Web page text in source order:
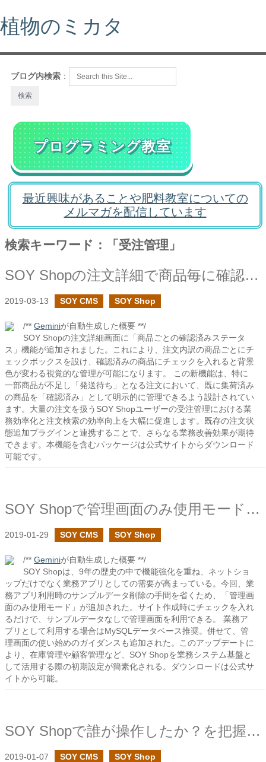
植物のミカタ
ブログ内検索 ：
プログラミング教室
最近興味があることや肥料教室についての
メルマガを配信しています
検索キーワード：「受注管理」
SOY Shopの注文詳細で商品毎に確認済みのステータスを追加しました
2019-03-13 SOY CMS SOY Shop
/** Geminiが自動生成した概要 **/
SOY Shopの注文詳細画面に「商品ごとの確認済みステータ
ス」機能が追加されました。これにより、注文内訳の商品ごとにチ
ェックボックスを設け、確認済みの商品にチェックを入れると背景
色が変わる視覚的な管理が可能になります。 この新機能は、特に
一部商品が不足し「発送待ち」となる注文において、既に集荷済み
の商品を「確認済み」として明示的に管理できるよう設計されてい
ます。大量の注文を扱うSOY Shopユーザーの受注管理における業
務効率化と注文検索の効率向上を大幅に促進します。既存の注文状
態追加プラグインと連携することで、さらなる業務改善効果が期待
できます。本機能を含むパッケージは公式サイトからダウンロード
可能です。
SOY Shopで管理画面のみ使用モードを追加しました
2019-01-29 SOY CMS SOY Shop
/** Geminiが自動生成した概要 **/
SOY Shopは、9年の歴史の中で機能強化を重ね、ネットショ
ップだけでなく業務アプリとしての需要が高まっている。今回、業
務アプリ利用時のサンプルデータ削除の手間を省くため、「管理画
面のみ使用モード」が追加された。サイト作成時にチェックを入れ
るだけで、サンプルデータなしで管理画面を利用できる。 業務ア
プリとして利用する場合はMySQLデータベース推奨。併せて、管
理画面の使い始めのガイダンスも追加された。このアップデートに
より、在庫管理や顧客管理など、SOY Shopを業務システム基盤と
して活用する際の初期設定が簡素化される。ダウンロードは公式サ
イトから可能。
SOY Shopで誰が操作したか？を把握したい
2019-01-07 SOY CMS SOY Shop